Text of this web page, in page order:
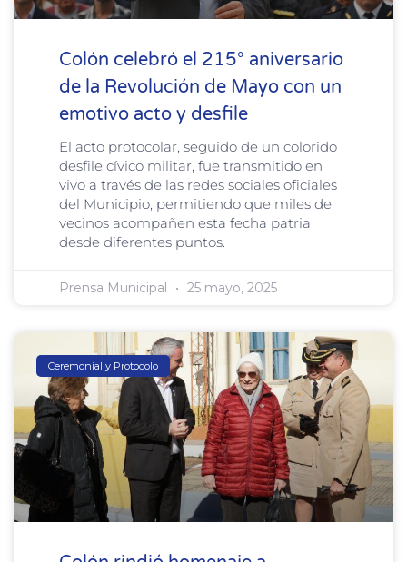
Colón celebró el 215° aniversario
de la Revolución de Mayo con un
emotivo acto y desfile
El acto protocolar, seguido de un colorido
desfile cívico militar, fue transmitido en
vivo a través de las redes sociales oficiales
del Municipio, permitiendo que miles de
vecinos acompañen esta fecha patria
desde diferentes puntos.
Prensa Municipal 25 mayo, 2025
Ceremonial y Protocolo